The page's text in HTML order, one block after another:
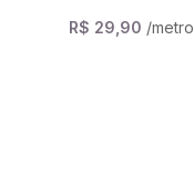
R$ 29,90 /metro